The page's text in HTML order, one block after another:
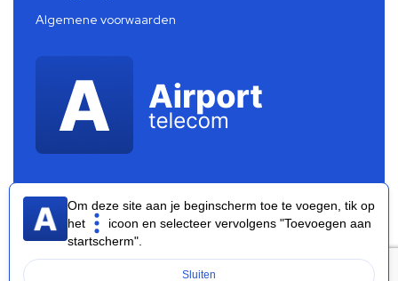
Algemene voorwaarden
Airport Telecom 2026 ®
Om deze site aan je beginscherm toe te voegen, tik op
het
icoon en selecteer vervolgens "Toevoegen aan
startscherm".
Sluiten